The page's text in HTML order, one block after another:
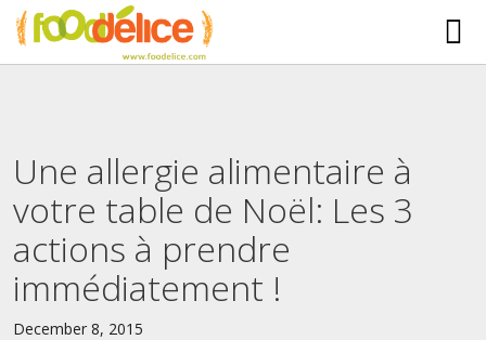
SERVICES
PARTNERSHIPS
The Mad Bakers
Clients
BLOG
CONTACT
Une allergie alimentaire à
votre table de Noël: Les 3
actions à prendre
immédiatement !
December 8, 2015